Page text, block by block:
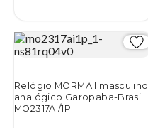
Relógio MORMAII masculino
analógico Garopaba-Brasil
MO2317AI/1P